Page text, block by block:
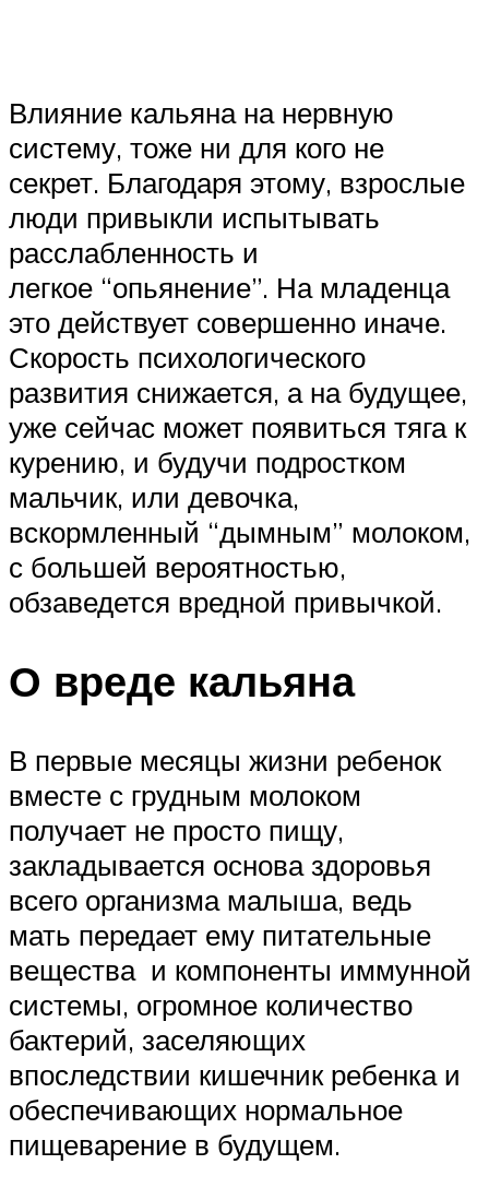
Влияние кальяна на нервную
систему, тоже ни для кого не
секрет. Благодаря этому, взрослые
люди привыкли испытывать
расслабленность и
легкое “опьянение”. На младенца
это действует совершенно иначе.
Скорость психологического
развития снижается, а на будущее,
уже сейчас может появиться тяга к
курению, и будучи подростком
мальчик, или девочка,
вскормленный “дымным” молоком,
с большей вероятностью,
обзаведется вредной привычкой.
О вреде кальяна
В первые месяцы жизни ребенок
вместе с грудным молоком
получает не просто пищу,
закладывается основа здоровья
всего организма малыша, ведь
мать передает ему питательные
вещества и компоненты иммунной
системы, огромное количество
бактерий, заселяющих
впоследствии кишечник ребенка и
обеспечивающих нормальное
пищеварение в будущем.